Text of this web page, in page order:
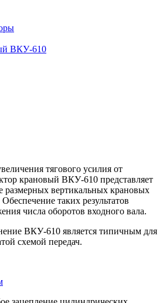
ВКУ-610
тягового усилия от
крановый ВКУ-610 представляет
размерных вертикальных крановых
таких результатов
числа оборотов входного вала.
ВКУ-610 является типичным для
схемой передач.